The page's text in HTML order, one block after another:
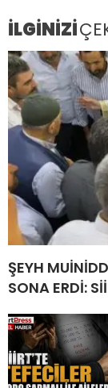
İLGİNİZİ
ŞEYH
SONA ERDİ: